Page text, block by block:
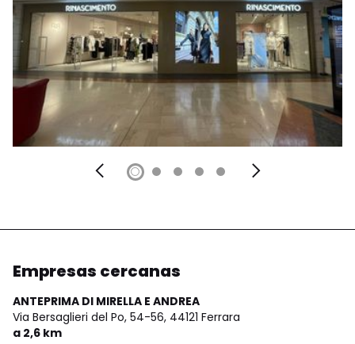
Empresas cercanas
ANTEPRIMA DI MIRELLA E ANDREA
Via Bersaglieri del Po, 54-56, 44121 Ferrara
a 2,6 km